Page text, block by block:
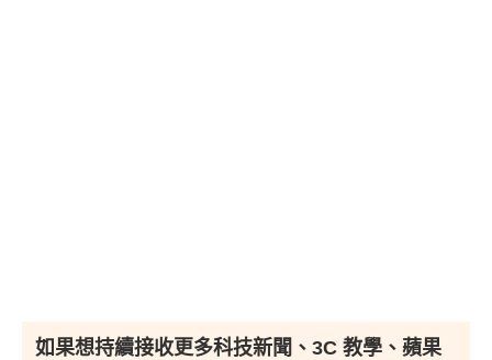
如果想持續接收更多科技新聞、3C 教學、蘋果